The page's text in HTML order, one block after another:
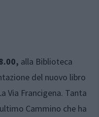
alla Biblioteca
del nuovo libro
Via Francigena. Tanta
Cammino che ha